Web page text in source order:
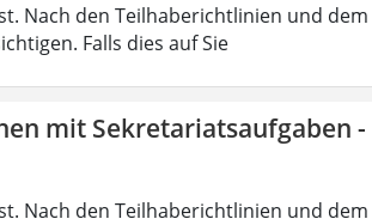
Nach den Teilhaberichtlinien und dem
Falls dies auf Sie
mit Sekretariatsaufgaben -
Nach den Teilhaberichtlinien und dem